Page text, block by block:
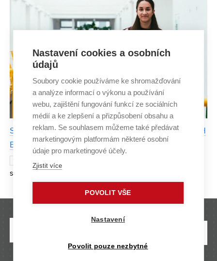
Sport taught me not to give up, says student of FCH
BUT Kateřina Provazníková
seemingly different worlds that student of Faculty of
Chemistry BUT Kateřina Provazníková holds firmly in her
hands. In the interview, she talks about how she manages
Nastavení cookies a osobních
údajů
Soubory cookie používáme ke shromažďování
a analýze informací o výkonu a používání
webu, zajištění fungování funkcí ze sociálních
médií a ke zlepšení a přizpůsobení obsahu a
reklam. Se souhlasem můžeme také předávat
marketingovým platformám některé osobní
údaje pro marketingové účely.
Zjistit více
POVOLIT VŠE
Nastavení
Povolit pouze nezbytné